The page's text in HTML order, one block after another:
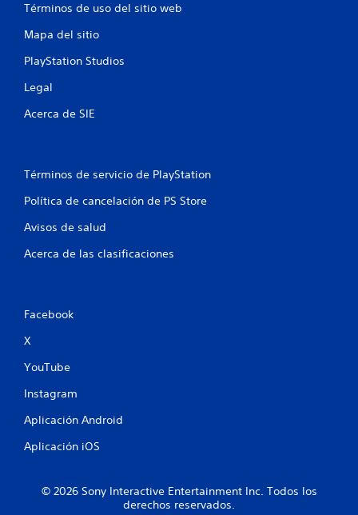
Términos de uso del sitio web
Mapa del sitio
PlayStation Studios
Legal
Acerca de SIE
Términos de servicio de PlayStation
Política de cancelación de PS Store
Avisos de salud
Acerca de las clasificaciones
Facebook
X
YouTube
Instagram
Aplicación Android
Aplicación iOS
© 2026 Sony Interactive Entertainment Inc. Todos los
derechos reservados.